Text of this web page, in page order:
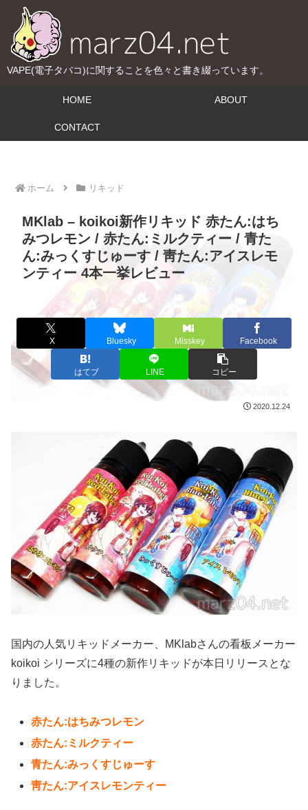
VAPE(電子タバコ)に関することを色々と書き綴っています。
HOME ABOUT
CONTACT
ホーム リキッド
MKlab – koikoi新作リキッド 赤たん:はち
みつレモン / 赤たん:ミルクティー / 青た
ん:みっくすじゅーす / 靑たん:アイスレモ
ンティー 4本一挙レビュー
X Bluesky Misskey Facebook
はてブ LINE コピー
2020.12.24
国内の人気リキッドメーカー、MKlabさんの看板メーカー
koikoi シリーズに4種の新作リキッドが本日リリースとな
りました。
赤たん:はちみつレモン
赤たん:ミルクティー
青たん:みっくすじゅーす
靑たん:アイスレモンティー